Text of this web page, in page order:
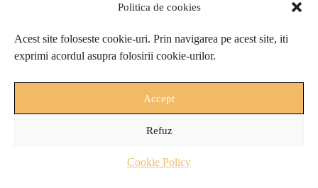
Politica de cookies
Acest site foloseste cookie-uri. Prin navigarea pe acest site, iti
exprimi acordul asupra folosirii cookie-urilor.
Accept
Refuz
Cookie Policy